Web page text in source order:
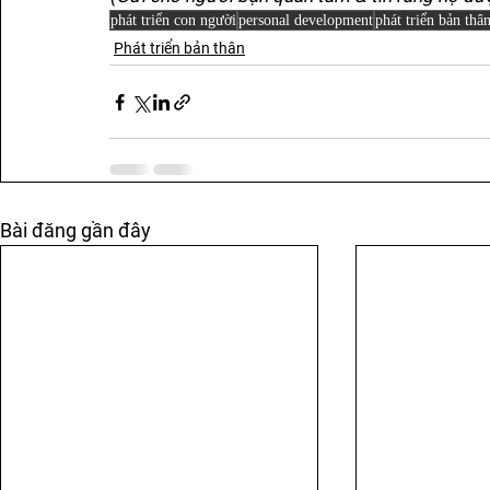
phát triển con ngườipersonal developmentphát triển bản thân
Phát triển bản thân
Bài đăng gần đây